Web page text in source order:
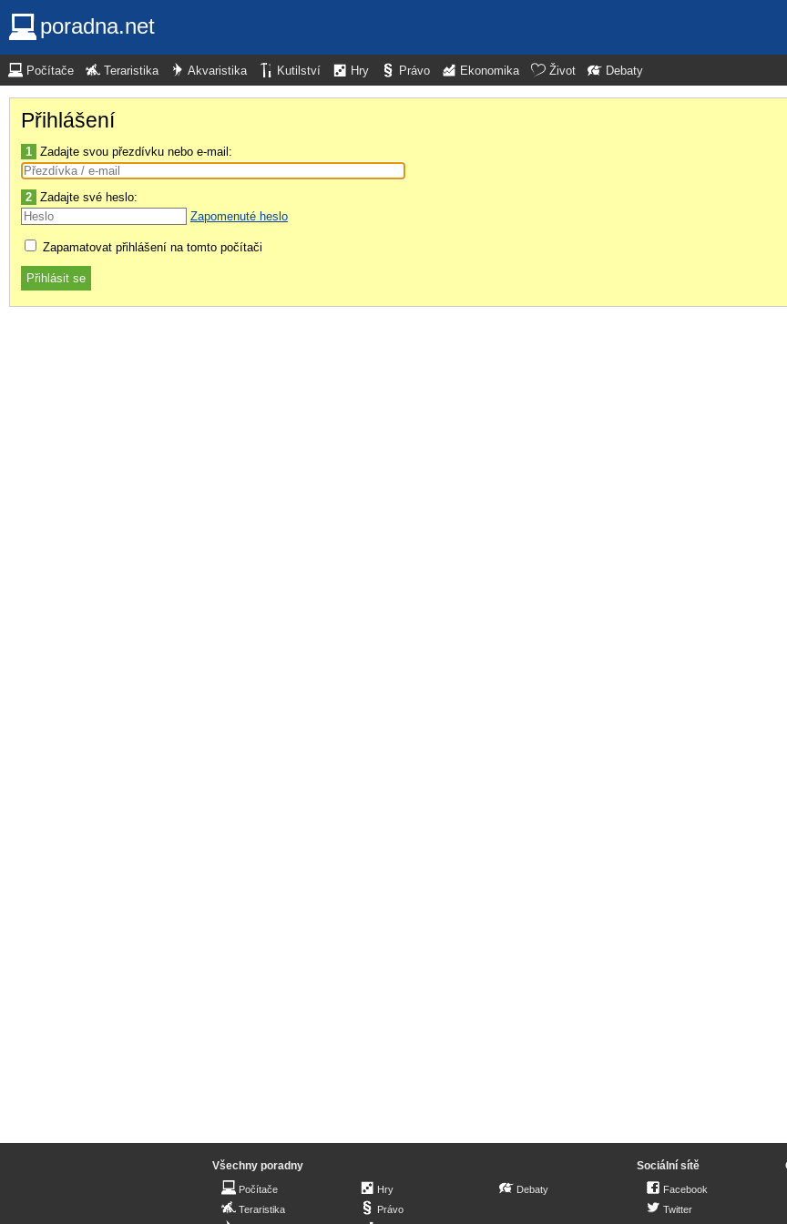
poradna.net
Počítače Teraristika Akvaristika Kutilství Hry Právo Ekonomika Život Debaty
Přihlášení
1 Zadajte svou přezdívku nebo e-mail:
2 Zadajte své heslo:
Zapomenuté heslo
Zapamatovat přihlášení na tomto počítači
Všechny poradny
Počítače
Teraristika
Hry
Právo
Debaty
Sociální sítě
Facebook
Twitter